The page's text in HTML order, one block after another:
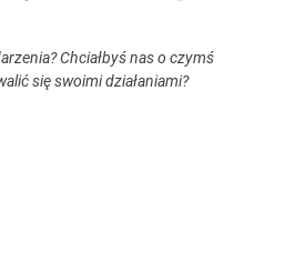
Chciałbyś nas o czymś
się swoimi działaniami?